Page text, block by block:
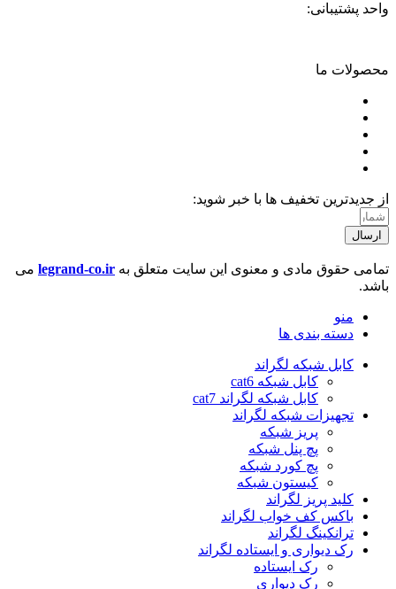
واحد پشتیبانی:
محصولات ما
از جدیدترین تخفیف ها با خبر شوید:
ارسال
تمامی حقوق مادی و معنوی این سایت متعلق به legrand-co.ir می
باشد.
منو
دسته بندی ها
کابل شبکه لگراند
کابل شبکه cat6
کابل شبکه لگراند cat7
تجهیزات شبکه لگراند
پریز شبکه
پچ پنل شبکه
پچ کورد شبکه
کیستون شبکه
کلید پریز لگراند
باکس کف خواب لگراند
ترانکینگ لگراند
رک دیواری و ایستاده لگراند
رک ایستاده
رک دیواری